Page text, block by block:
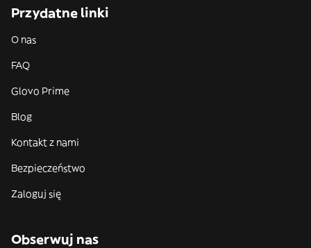
Przydatne linki
O nas
FAQ
Glovo Prime
Blog
Kontakt z nami
Bezpieczeństwo
Zaloguj się
Obserwuj nas